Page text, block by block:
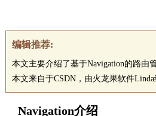
编辑推荐:
本文主要介绍了基于Navigation的路由
本文来自于CSDN，由火龙果软件Linda
Navigation介绍